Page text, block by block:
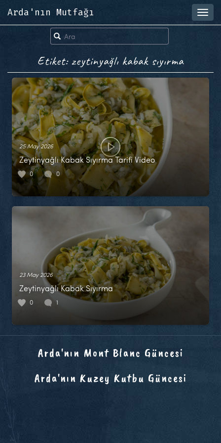
Arda'nın Mutfağı
Etiket: zeytinyağlı kabak sıyırma
25 May 2026
Zeytinyağlı Kabak Sıyırma Tarifi Video
0 0
23 May 2026
Zeytinyağlı Kabak Sıyırma
0 1
Arda'nın Mont Blanc Güncesi
Arda'nın Kuzey Kutbu Güncesi